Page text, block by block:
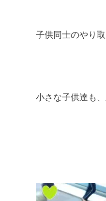
子供同士のやり
小さな子供達も